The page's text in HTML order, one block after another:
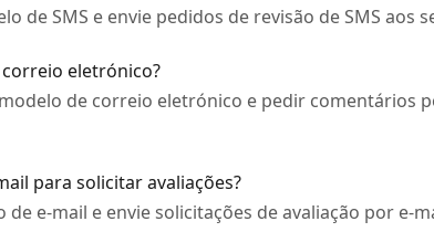
de SMS e envie pedidos de revisão de SMS aos
eletrónico?
de correio eletrónico e pedir comentários
para solicitar avaliações?
de e-mail e envie solicitações de avaliação por e-